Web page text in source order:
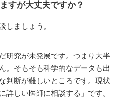
すが大丈夫ですか？
しましょう。
研究が未発展です。つまり大半
。そもそも科学的なデータも出
判断が難しいところです。現状
詳しい医師に相談する」です。